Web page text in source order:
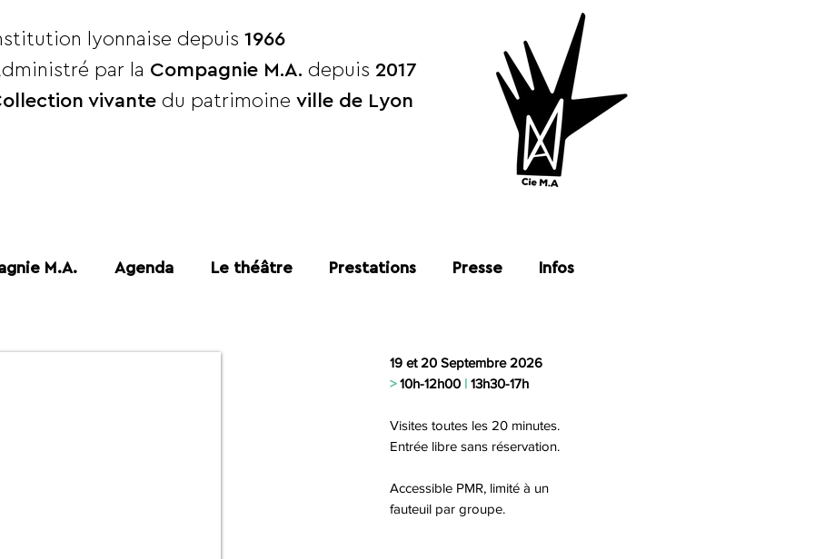
lyonnaise depuis 1966
par la Compagnie M.A. depuis 2017
vivante du patrimoine ville de Lyon
M.A. Agenda Le théâtre Prestations Presse Infos
19 et 20 Septembre 2026
>10h-12h00 | 13h30-17h
Visites toutes les 20 minutes.
Entrée libre sans réservation.
Accessible PMR, limité à un
fauteuil par groupe.